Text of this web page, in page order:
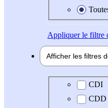
Appliquerle filtre
Afficher les filtres
Type de contrat
CDI
CDD